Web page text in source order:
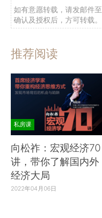
如有意愿转载，请发邮件至
确认及授权后，方可转载。
推荐阅读
私房课
向松祚：宏观经济70
讲，带你了解国内外
经济大局
2022年04月06日